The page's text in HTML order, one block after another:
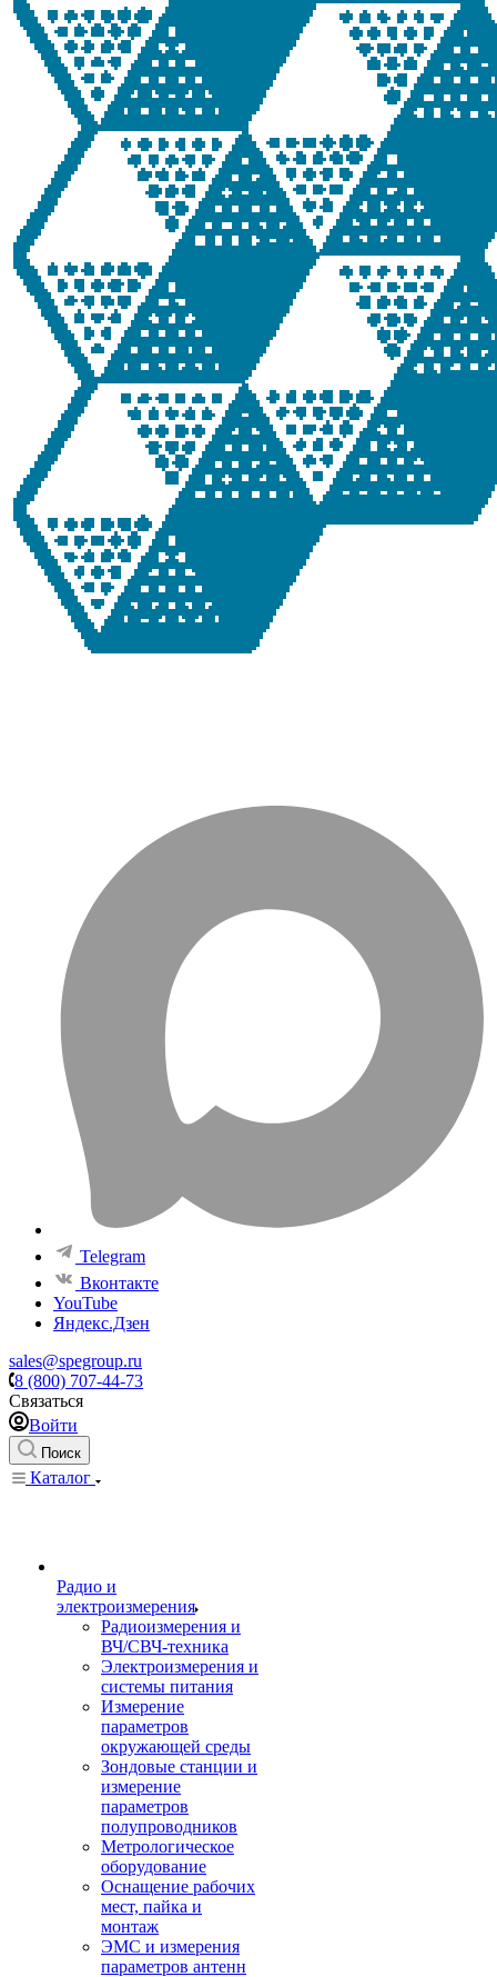
Telegram
Вконтакте
YouTube
Яндекс.Дзен
sales@spegroup.ru
8 (800) 707-44-73
Связаться
Войти
Поиск
Каталог
Радио и
электроизмерения
Радиоизмерения и
ВЧ/СВЧ-техника
Электроизмерения и
системы питания
Измерение
параметров
окружающей среды
Зондовые станции и
измерение
параметров
полупроводников
Метрологическое
оборудование
Оснащение рабочих
мест, пайка и
монтаж
ЭМС и измерения
параметров антенн